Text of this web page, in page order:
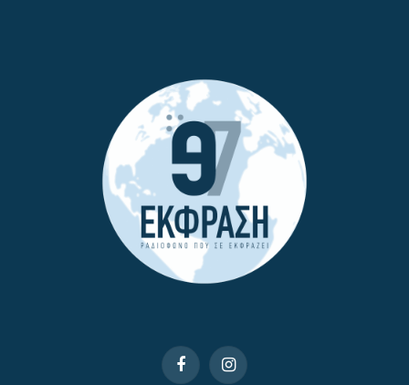
FacebookInstagram